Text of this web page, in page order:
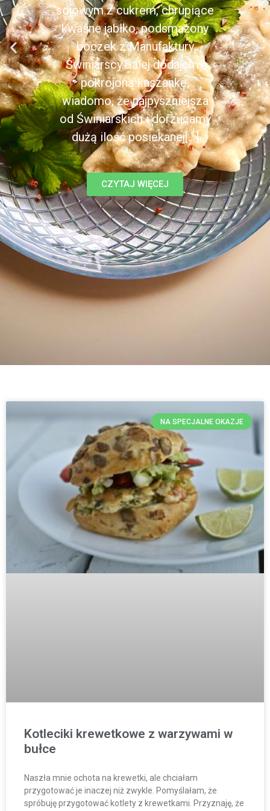
sojowym z cukrem, chrupiące
kwaśne jabłko, podsmażony
boczek z Manufaktury
Świniarscy.Dalej dodajemy
pokrojoną kaszankę,
wiadomo, że najpyszniejsza
od Świniarskich i dorzucamy
dużą ilość posiekanej[...]
CZYTAJ WIĘCEJ
NA SPECJALNE OKAZJE
Kotleciki krewetkowe z warzywami w
bułce
Naszła mnie ochota na krewetki, ale chciałam
przygotować je inaczej niż zwykle. Pomyślałam, że
spróbuję przygotować kotlety z krewetkami. Przyznaję, że